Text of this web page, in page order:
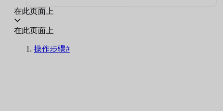
在此页面上
在此页面上
操作步骤#